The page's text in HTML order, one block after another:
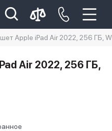
14
Apple iPad Air 2022, 256 ГБ,
Air 2022, 256 ГБ,